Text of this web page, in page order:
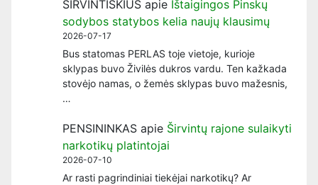
ŠIRVINTIŠKIUS apie Ištaigingos Pinskų
sodybos statybos kelia naujų klausimų
2026-07-17
Bus statomas PERLAS toje vietoje, kurioje
sklypas buvo Živilės dukros vardu. Ten kažkada
stovėjo namas, o žemės sklypas buvo mažesnis,
…
PENSININKAS apie Širvintų rajone sulaikyti
narkotikų platintojai
2026-07-10
Ar rasti pagrindiniai tiekėjai narkotikų? Ar